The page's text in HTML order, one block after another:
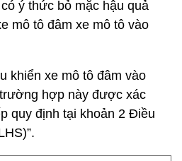
ý thức bỏ mặc hậu quả
mô tô đâm xe mô tô vào
khiển xe mô tô đâm vào
hợp này được xác
quy định tại khoản 2 Điều